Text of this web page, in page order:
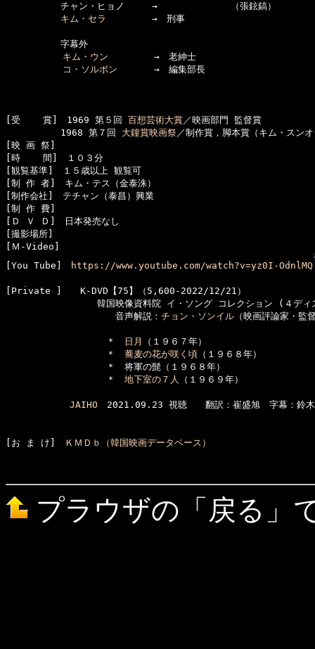
チャン・ヒョノ　　　→　　　　　　　　（張鉉鎬）
キム・セラ
→　刑事
字幕外
キム・ウン →　老紳士
コ・ソルボン →　編集部長
[受    賞]　1969 第５回 百想芸術大賞／映画部門 監督賞
1968 第７回 大鐘賞映画祭／制作賞，脚本賞（キム・スン
[映 画 祭]
[時    間]　１０３分
[観覧基準]　１５歳以上 観覧可
[制 作 者]　キム・テス（金泰洙）
[制作会社]　テチャン（泰昌）興業
[制 作 費]
[Ｄ Ｖ Ｄ]　日本発売なし
[撮影場所]
[Ｍ-Video]
[You Tube]
https://www.youtube.com/watch?v=yz0I-OdnlMQ
[Private ]　　K-DVD【75】（5,600-2022/12/21）
韓国映像資料院 イ・ソング コレクション (４ディス
音声解説： チョン・ソンイル （映画評論家・監
＊ 日月
（１９６７年）
＊ 蕎麦の花が咲く頃 （１９６８年）
＊　将軍の髭（１９６８年）
＊ 地下室の７人 （１９６９年）
JAIHO 2021.09.23 視聴　　翻訳：崔盛旭　字幕：鈴木
[お ま け] ＫＭＤｂ（韓国映画データベース）
プラウザの「戻る」